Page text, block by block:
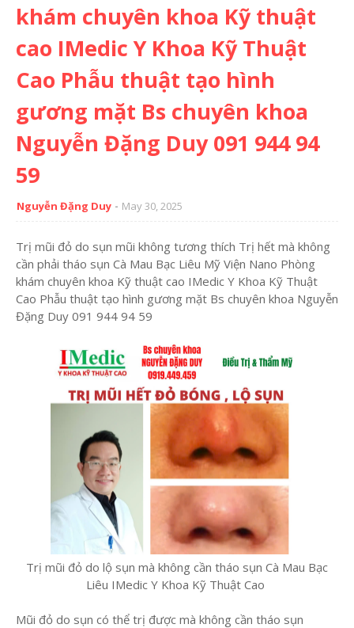
khám chuyên khoa Kỹ thuật
cao IMedic Y Khoa Kỹ Thuật
Cao Phẫu thuật tạo hình
gương mặt Bs chuyên khoa
Nguyễn Đặng Duy 091 944 94
59
Nguyễn Đặng Duy May 30, 2025
Trị mũi đỏ do sụn mũi không tương thích Trị hết mà không
cần phải tháo sụn Cà Mau Bạc Liêu Mỹ Viện Nano Phòng
khám chuyên khoa Kỹ thuật cao IMedic Y Khoa Kỹ Thuật
Cao Phẫu thuật tạo hình gương mặt Bs chuyên khoa Nguyễn
Đặng Duy 091 944 94 59
Trị mũi đỏ do lộ sụn mà không cần tháo sụn Cà Mau Bạc
Liêu IMedic Y Khoa Kỹ Thuật Cao
Mũi đỏ do sụn có thể trị được mà không cần tháo sụn